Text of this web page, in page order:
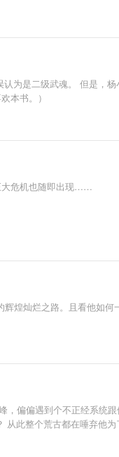
为是二级武魂。 但是，
本书。）
大危机也随即出现……
煌灿烂之路。且看他如
偏偏遇到个不正经系统
此整个荒古都在唾弃他为